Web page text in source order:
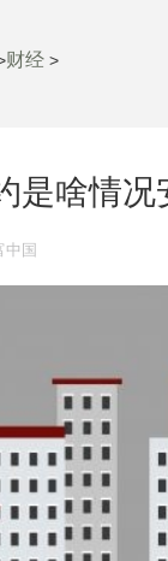
财经 >
是啥情
中国